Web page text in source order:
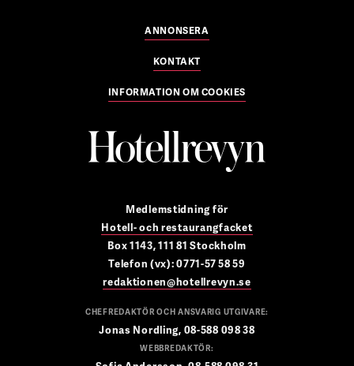
ANNONSERA
KONTAKT
INFORMATION OM COOKIES
Medlemstidning för
Hotell- och restaurangfacket
Box 1143, 111 81 Stockholm
Telefon (vx): 0771-57 58 59
redaktionen@hotellrevyn.se
CHEFREDAKTÖR OCH ANSVARIG UTGIVARE:
Jonas Nordling, 08-588 098 38
WEBBREDAKTÖR: